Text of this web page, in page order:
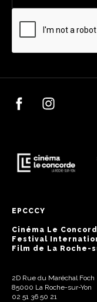
EPCCCY
Cinéma Le
Festival
Film de La Roche-
2D Rue du Maréchal Foch
85000 La Roche-sur-Yon
02 51 36 50 21